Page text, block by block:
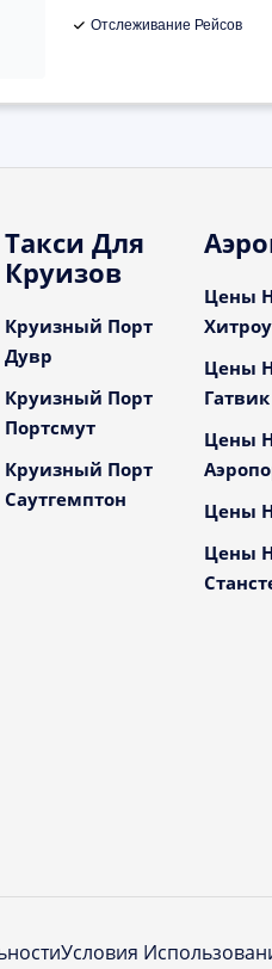
Отслеживание Рейсов
Такси Для
Круизов
Круизный Порт
Дувр
Круизный Порт
Портсмут
Круизный Порт
Саутгемптон
Цены
Хитроу
Цены
Гатвик
Цены
Цены
Цены
Условия